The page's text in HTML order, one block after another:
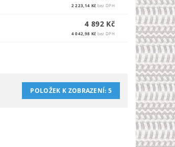
2 223,14 Kč bez DPH
4 892 Kč
4 042,98 Kč bez DPH
POLOŽEK K ZOBRAZENÍ:5